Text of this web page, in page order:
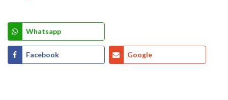
Whatsapp
Facebook Google